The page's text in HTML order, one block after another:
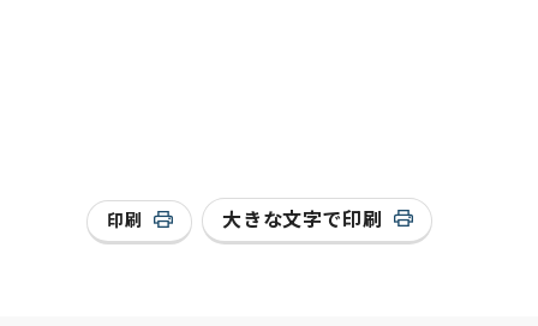
印刷 大きな文字で印刷